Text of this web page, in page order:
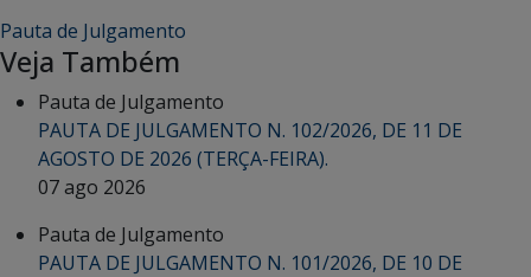
Pauta de Julgamento
Veja Também
Pauta de Julgamento
PAUTA DE JULGAMENTO N. 102/2026, DE 11 DE
AGOSTO DE 2026 (TERÇA-FEIRA).
07 ago 2026
Pauta de Julgamento
PAUTA DE JULGAMENTO N. 101/2026, DE 10 DE